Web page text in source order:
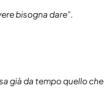
bisogna dare”.
già da tempo quello che